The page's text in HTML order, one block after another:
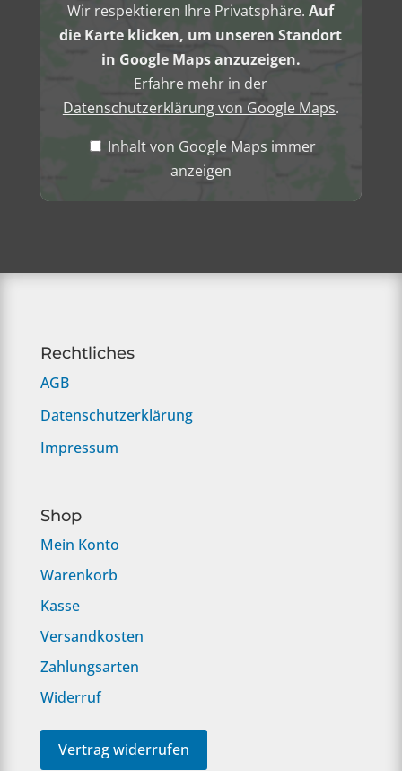
Wir respektieren Ihre Privatsphäre.Auf
die Karte klicken, um unseren Standort
in Google Maps anzuzeigen.
Erfahre mehr in der
Datenschutzerklärung von Google Maps.
Inhalt von Google Maps immer
anzeigen
Rechtliches
AGB
Datenschutzerklärung
Impressum
Shop
Mein Konto
Warenkorb
Kasse
Versandkosten
Zahlungsarten
Widerruf
Vertrag widerrufen